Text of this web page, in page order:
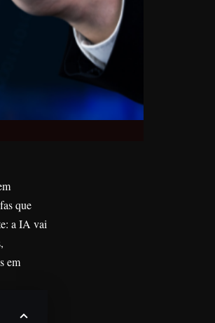
que
a IA vai
em